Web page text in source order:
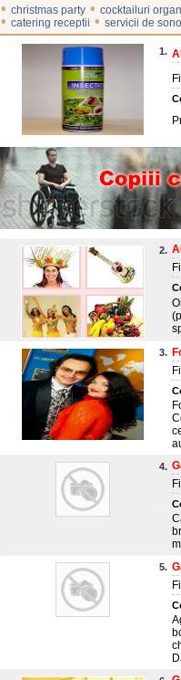
• christmas party • cocktailuri
• catering receptii • servicii de
1.
2.
3.
4.
5.